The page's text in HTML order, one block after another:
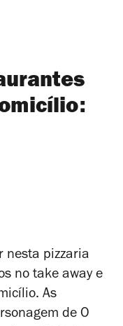
nesta pizzaria
no take awaye
As
de O